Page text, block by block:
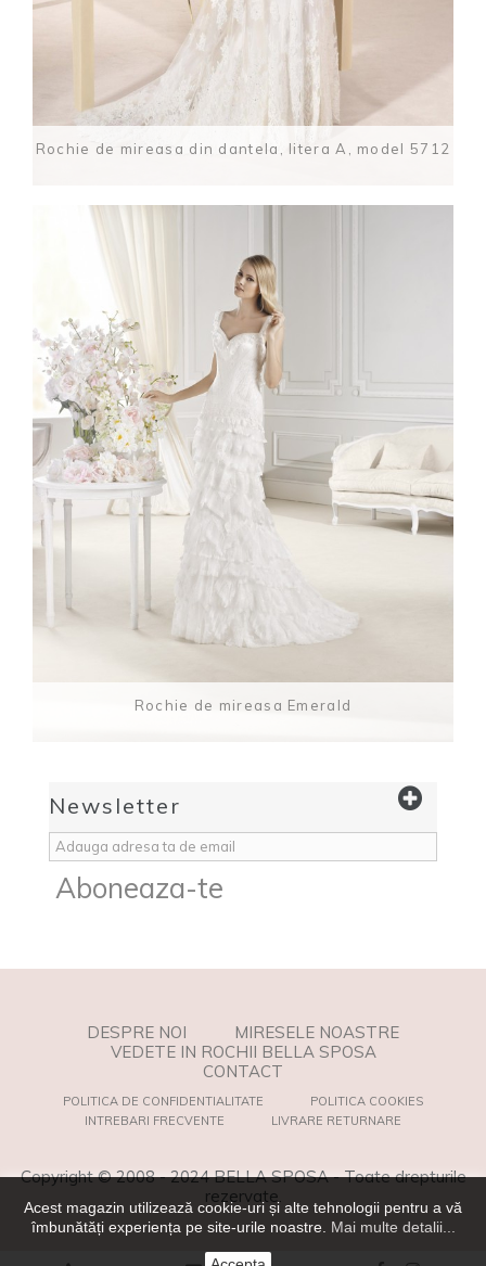
Rochie de mireasa din dantela, litera A, model 5712
Rochie de mireasa Emerald
Newsletter
Aboneaza-te
Acest magazin utilizează cookie-uri și alte tehnologii pentru a vă
îmbunătăți experiența pe site-urile noastre. Mai multe detalii...
DESPRE NOI
MIRESELE NOASTRE
VEDETE IN ROCHII BELLA SPOSA
CONTACT
POLITICA DE CONFIDENTIALITATE
POLITICA COOKIES
INTREBARI FRECVENTE
LIVRARE RETURNARE
Copyright © 2008 - 2024 BELLA SPOSA - Toate drepturile
rezervate.